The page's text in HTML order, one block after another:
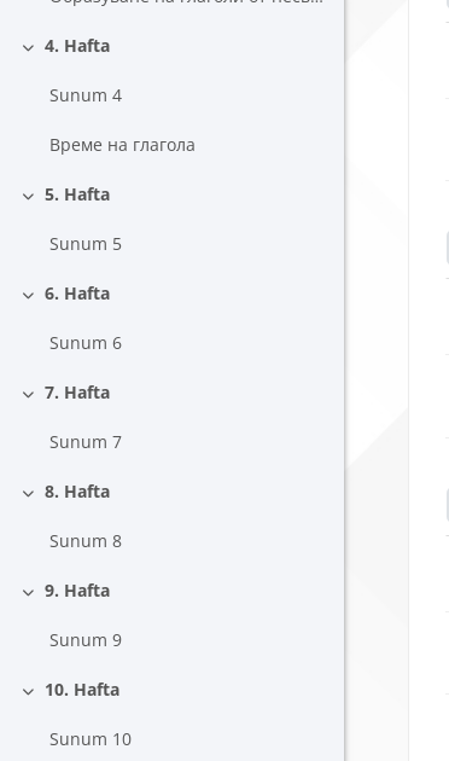
Daralt
4. Hafta
Sunum 4
Време на глагола
Daralt
5. Hafta
Sunum 5
Daralt
6. Hafta
Sunum 6
Daralt
7. Hafta
Sunum 7
Daralt
8. Hafta
Sunum 8
Daralt
9. Hafta
Sunum 9
Daralt
10. Hafta
Sunum 10